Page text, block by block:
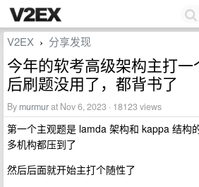
V2EX › 分享发现
今年的软考高级架构主打一
后刷题没用了，都背书了
By murmurat Nov 6, 2023 · 18123 views
第一个主观题是 lamda 架构和 kappa 结构
多机构都压到了
然后后面就开始主打个随性了